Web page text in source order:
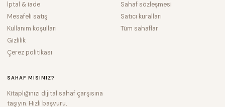
İptal & iade
Mesafeli satış
Kullanım koşulları
Gizlilik
Çerez politikası
Sahaf sözleşmesi
Satıcı kuralları
Tüm sahaflar
SAHAF MISINIZ?
Kitaplığınızı dijital sahaf çarşısına
taşıyın. Hızlı başvuru,